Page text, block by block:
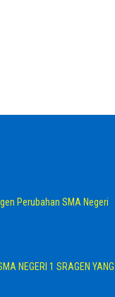
Perubahan SMA Negeri
NEGERI 1 SRAGEN YANG